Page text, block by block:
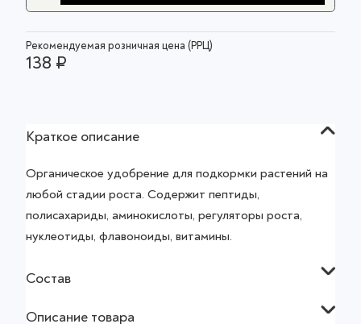
Рекомендуемая розничная цена (РРЦ)
138 ₽
Краткое описание
Органическое удобрение для подкормки растений на
любой стадии роста. Содержит пептиды,
полисахариды, аминокислоты, регуляторы роста,
нуклеотиды, флавоноиды, витамины.
Состав
Описание товара